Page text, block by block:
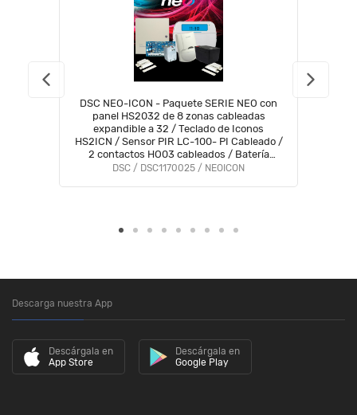
DSC NEO-ICON - Paquete SERIE NEO con
panel HS2032 de 8 zonas cableadas
expandible a 32 / Teclado de Iconos
HS2ICN / Sensor PIR LC-100- PI Cableado /
2 contactos HO03 cableados / Batería
12vcd 4.5AH / Transformador / Gabinete
DSC / DSC1170025 / NEOICON
Descarga nuestra App
Descárgala en
App Store
Descárgala en
Google Play